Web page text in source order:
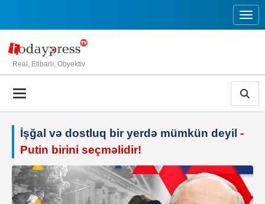
Real, Etibarlı, Obyektiv
İşğal və dostluq bir yerdə mümkün deyil -
Putin birini seçməlidir!